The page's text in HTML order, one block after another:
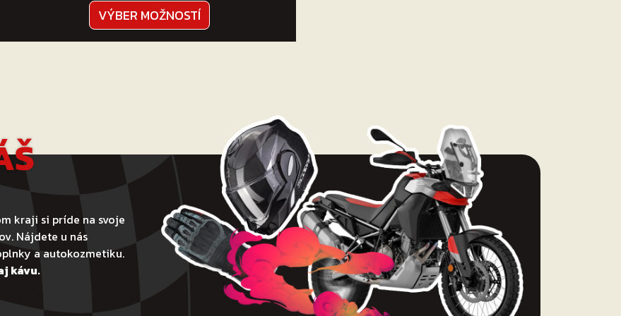
VÝBER MOŽNOSTÍ
produkt
má
môžete
vybrať
na
stránke
produktu.
kraji si príde na svoje
Nájdete u nás
a autokozmetiku.
kávu.